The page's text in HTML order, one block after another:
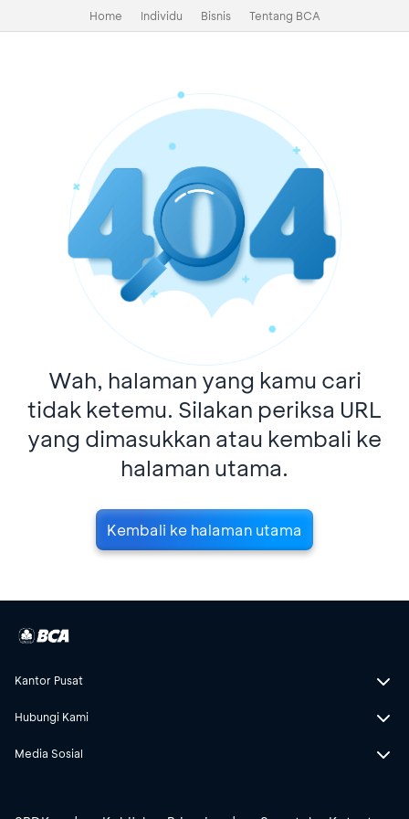
Home Individu Bisnis Tentang BCA
Wah, halaman yang kamu cari
tidak ketemu. Silakan periksa URL
yang dimasukkan atau kembali ke
halaman utama.
Kembali ke halaman utama
Kantor Pusat
Hubungi Kami
Media Sosial